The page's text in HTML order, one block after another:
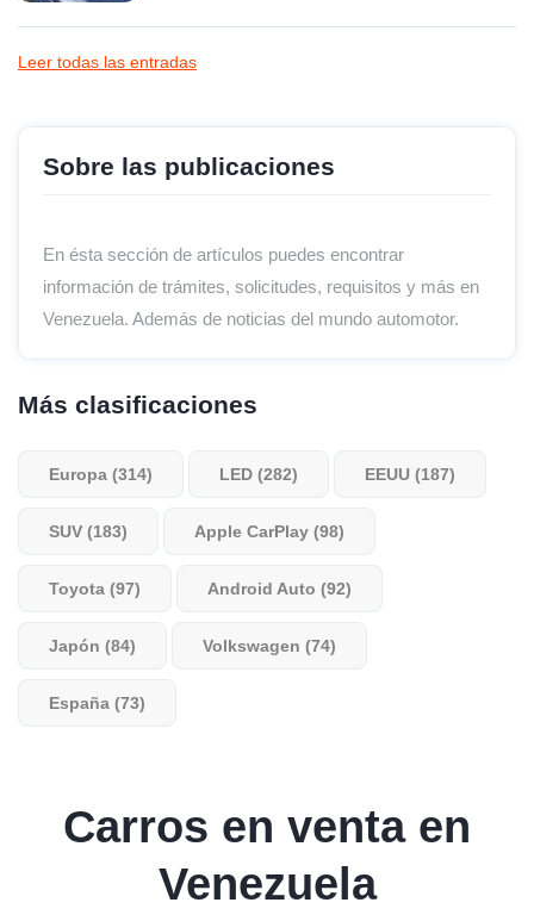
Leer todas las entradas
Sobre las publicaciones
En ésta sección de artículos puedes encontrar
información de trámites, solicitudes, requisitos y más en
Venezuela. Además de noticias del mundo automotor.
Más clasificaciones
Europa (314) LED (282) EEUU (187)
SUV (183) Apple CarPlay (98)
Toyota (97) Android Auto (92)
Japón (84) Volkswagen (74)
España (73)
Carros en venta en
Venezuela